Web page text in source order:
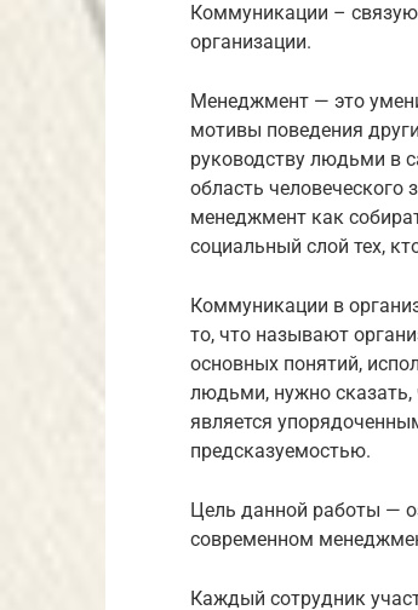
Коммуникации –
организации.
Менеджмент — это
мотивы поведения
руководству людьми в
область
менеджмент как
социальный слой тех,
Коммуникации в
то, что называют
основных понятий,
людьми, нужно сказать,
является
предсказуемостью.
Цель данной работы —
современном
Каждый сотрудник